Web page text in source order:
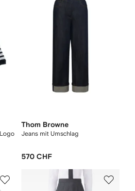
Thom Browne
Jeans mit Umschlag
570 CHF